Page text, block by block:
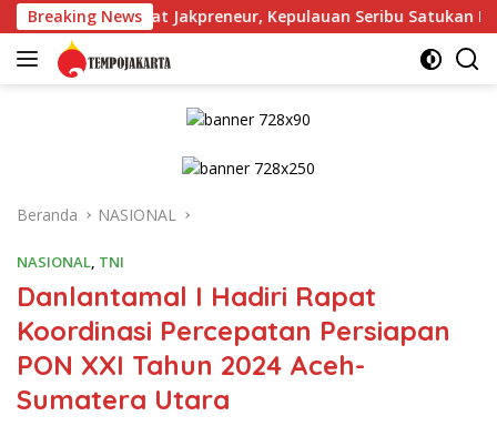
Langsung
ke
konten
Breaking News
Jakpreneur, Kepulauan Seribu Satukan Langkah untuk
Beranda NASIONAL
NASIONAL TNI
Danlantamal I Hadiri Rapat
Koordinasi Percepatan Persiapan
PON XXI Tahun 2024 Aceh-
Sumatera Utara